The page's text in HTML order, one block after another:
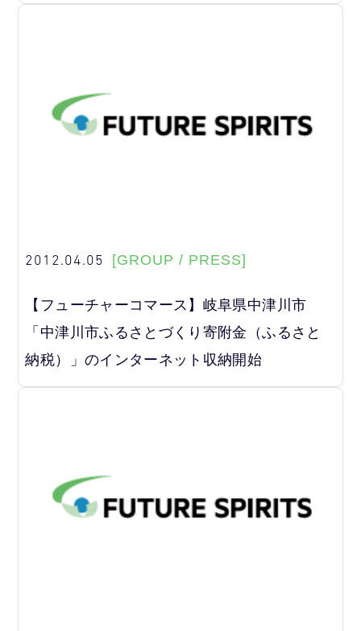
2012.04.05 [GROUP / PRESS]
【フューチャーコマース】岐阜県中津川市
「中津川市ふるさとづくり寄附金（ふるさと
納税）」のインターネット収納開始